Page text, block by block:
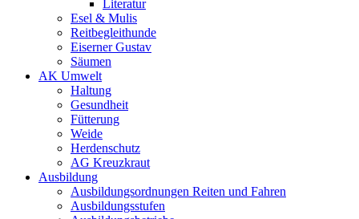
Literatur
Esel & Mulis
Reitbegleithunde
Eiserner Gustav
Säumen
AK Umwelt
Haltung
Gesundheit
Fütterung
Weide
Herdenschutz
AG Kreuzkraut
Ausbildung
Ausbildungsordnungen Reiten und Fahren
Ausbildungsstufen